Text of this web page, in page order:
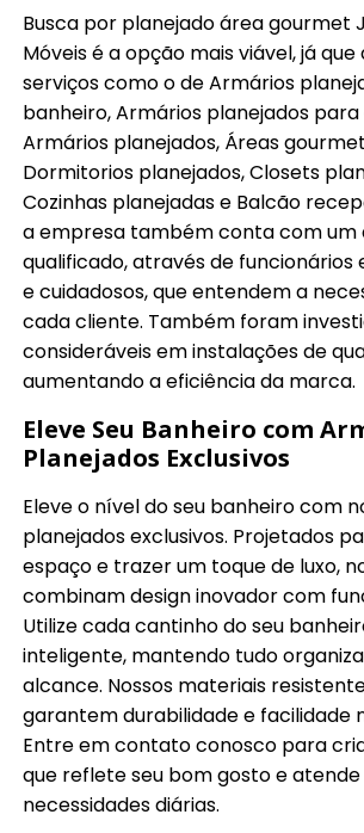
Busca por planejado área gourmet
Móveis é a opção mais viável, já que
serviços como o de Armários
banheiro, Armários planejados
Armários planejados, Áreas
Dormitorios planejados, Closets
Cozinhas planejadas e Balcão
a empresa também conta com
qualificado, através de funcionários
e cuidadosos, que entendem a
cada cliente. Também foram
consideráveis em instalações de
aumentando a eficiência da marca.
Eleve Seu Banheiro com
Planejados Exclusivos
Eleve o nível do seu banheiro com
planejados exclusivos. Projetados
espaço e trazer um toque de luxo,
combinam design inovador com
Utilize cada cantinho do seu
inteligente, mantendo tudo
alcance. Nossos materiais
garantem durabilidade e facilidade
Entre em contato conosco para
que reflete seu bom gosto e atende
necessidades diárias.